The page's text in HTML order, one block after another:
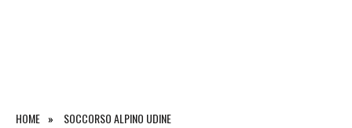
HOME SOCCORSO ALPINO UDINE